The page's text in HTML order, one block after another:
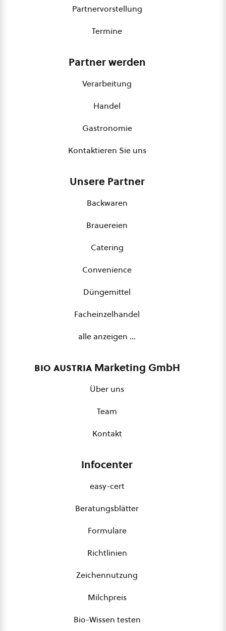
Partnervorstellung
Termine
Partner werden
Verarbeitung
Handel
Gastronomie
Kontaktieren Sie uns
Unsere Partner
Backwaren
Brauereien
Catering
Convenience
Düngemittel
Facheinzelhandel
alle anzeigen …
bio austriaMarketing GmbH
Über uns
Team
Kontakt
Infocenter
easy-cert
Beratungsblätter
Formulare
Richtlinien
Zeichennutzung
Milchpreis
Bio-Wissen testen